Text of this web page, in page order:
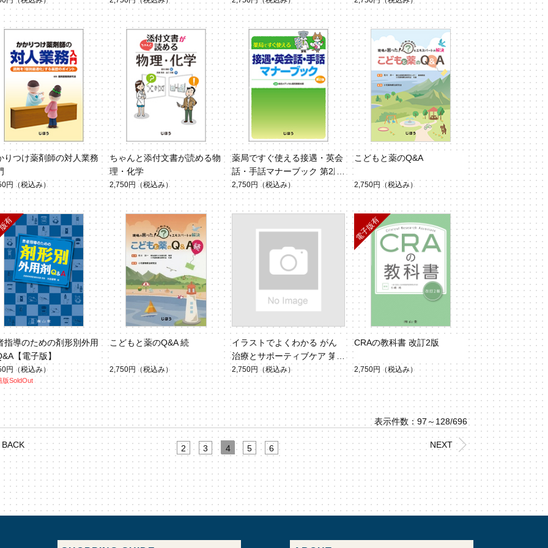
りつけ薬剤師の対人業務
円 （税込み）
ちゃんと添付文書が読める物
理・化学
2,750円 （税込み）
薬局ですぐ使える接遇・英会
話・手話マナーブック 第2版
2,750円 （税込み）
こどもと薬のQ&A
2,750円 （税込み）
指導のための剤形別外用
【電子版】
円 （税込み）
版SoldOut
こどもと薬のQ&A 続
2,750円 （税込み）
イラストでよくわかる がん
治療とサポーティブケア 第2
版
2,750円 （税込み）
CRAの教科書 改訂2版
2,750円 （税込み）
表示件数：97～128/696
BACK NEXT
2 3 4 5 6